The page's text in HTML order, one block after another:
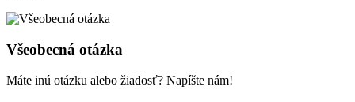
Všeobecná otázka
Máte inú otázku alebo žiadosť? Napíšte nám!